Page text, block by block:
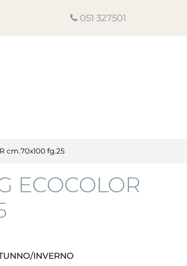
051 327501
cm.70x100 fg.25
ECOCOLOR
INVERNO